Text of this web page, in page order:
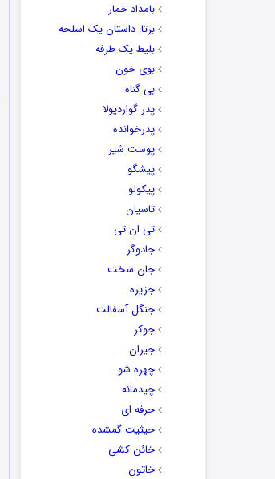
بامداد خمار
برتا: داستان یک اسلحه
بلیط یک‌‌ طرفه
بوی خون
بی گناه
پدر گواردیولا
پدرخوانده
پوست شیر
پیشگو
پیکولو
تاسیان
تی ان تی
جادوگر
جان سخت
جزیره
جنگل آسفالت
جوکر
جیران
چهره شو
چیدمانه
حرفه ای
حیثیت گمشده
خائن کشی
خاتون